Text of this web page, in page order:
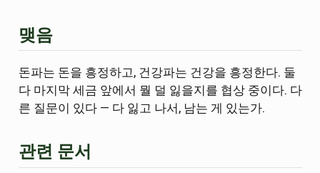
맺음
돈파는 돈을 흥정하고, 건강파는 건강을 흥정한다. 둘
다 마지막 세금 앞에서 뭘 덜 잃을지를 협상 중이다. 다
른 질문이 있다 — 다 잃고 나서, 남는 게 있는가.
관련 문서